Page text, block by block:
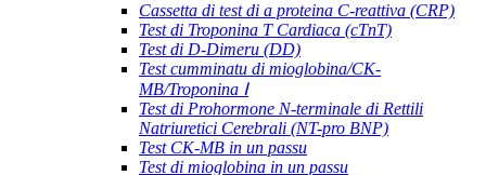
Cassetta di test di a proteina C-reattiva (CRP)
Test di Troponina T Cardiaca (cTnT)
Test di D-Dimeru (DD)
Test cumminatu di mioglobina/CK-
MB/Troponina Ⅰ
Test di Prohormone N-terminale di Rettili
Natriuretici Cerebrali (NT-pro BNP)
Test CK-MB in un passu
Test di mioglobina in un passu